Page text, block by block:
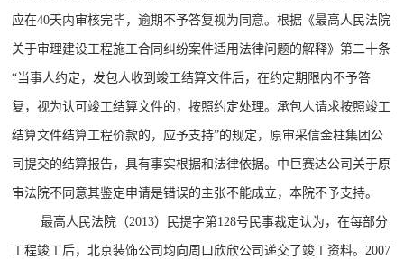
应在40天内审核完毕，逾期不予答复视为同意。根据《最高人民法院
关于审理建设工程施工合同纠纷案件适用法律问题的解释》第二十条
“当事人约定，发包人收到竣工结算文件后，在约定期限内不予答
复，视为认可竣工结算文件的，按照约定处理。承包人请求按照竣工
结算文件结算工程价款的，应予支持”的规定，原审采信金柱集团公
司提交的结算报告，具有事实根据和法律依据。中巨赛达公司关于原
审法院不同意其鉴定申请是错误的主张不能成立，本院不予支持。
最高人民法院（2013）民提字第128号民事裁定认为，在每部分
工程竣工后，北京装饰公司均向周口欣欣公司递交了竣工资料。2007